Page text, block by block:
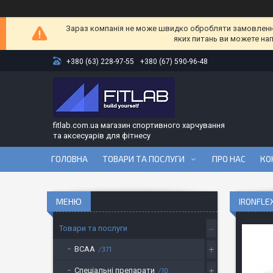
Зараз компанія не може швидко обробляти
яких питань ви можете
+380 (63) 228-97-55 +380 (67) 590-96-48
fitlab.com.ua магазин спортивного харчування
та аксесуарів для фітнесу
ГОЛОВНА ТОВАРИ ТА ПОСЛУГИ ПРО НАС
Товари та послуги
BCAA 371
Спеціальні препарати 10